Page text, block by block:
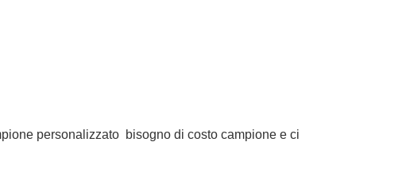
personalizzato bisogno di costo campione e ci